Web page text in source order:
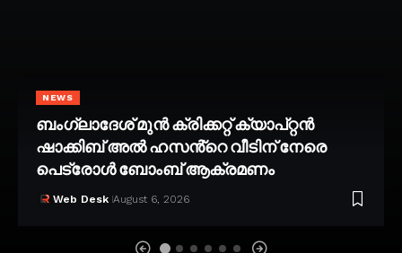
NEWS
ബംഗ്ലാദേശ് മുൻ ക്രിക്കറ്റ് ക്യാപ്റ്റൻ
ഷാക്കിബ് അൽ ഹസൻ്റെ വീടിന് നേരെ
പെട്രോൾ ബോംബ് ആക്രമണം
Web Desk August 6, 2026